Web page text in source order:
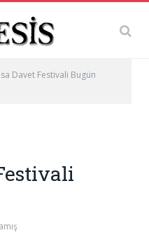
Davet Festivali Bugün